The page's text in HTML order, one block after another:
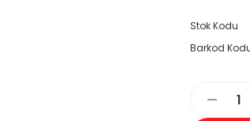
Stok Kodu
Barkod